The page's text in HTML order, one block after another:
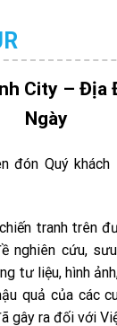
City – Địa
Ngày
đón Quý
tranh trên
nghiên cứu,
tư liệu, hình
quả của các
gây ra đối với